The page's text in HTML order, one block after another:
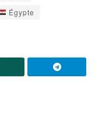
Égypte